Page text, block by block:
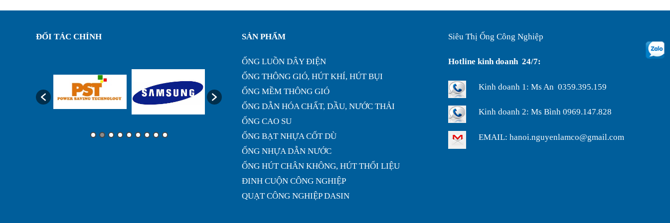
ruột gà lõi thép bọc nhựa phi ...
Ống ruột gà lõi thép bọc
nhựa phi 75, luôn dây điện bảo...
định hình phi 200...
ĐỐI TÁC CHÍNH SẢN PHẨM
ỐNG LUỒN DÂY ĐIỆN
ỐNG THÔNG GIÓ, HÚT KHÍ, HÚT BỤI
ỐNG MỀM THÔNG GIÓ
ỐNG DẪN HÓA CHẤT, DẦU, NƯỚC THẢI
ỐNG CAO SU
ỐNG BẠT NHỰA CỐT DÙ
ỐNG NHỰA DẪN NƯỚC
ỐNG HÚT CHÂN KHÔNG, HÚT THỔI LIỆU
ĐINH CUỘN CÔNG NGHIỆP
QUẠT CÔNG NGHIỆP DASIN
Siêu Thị Ống Công Nghiệp
Hotline kinh doanh 24/7:
Kinh doanh 1: Ms An 0359.395.159
Kinh doanh 2: Ms Bình 0969.147.828
EMAIL: hanoi.nguyenlamco@gmail.com